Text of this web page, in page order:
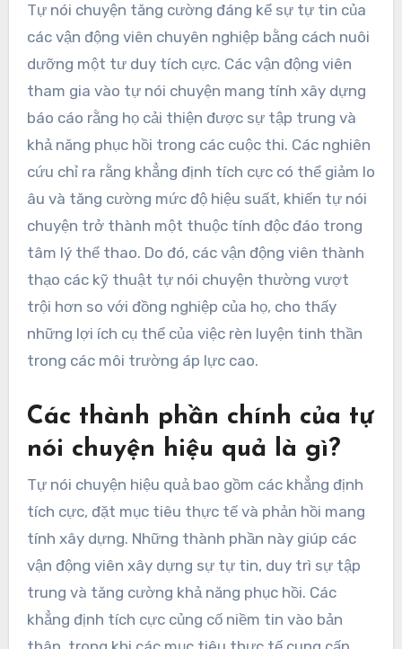
Tự nói chuyện tăng cường đáng kể sự tự tin của
các vận động viên chuyên nghiệp bằng cách nuôi
dưỡng một tư duy tích cực. Các vận động viên
tham gia vào tự nói chuyện mang tính xây dựng
báo cáo rằng họ cải thiện được sự tập trung và
khả năng phục hồi trong các cuộc thi. Các nghiên
cứu chỉ ra rằng khẳng định tích cực có thể giảm lo
âu và tăng cường mức độ hiệu suất, khiến tự nói
chuyện trở thành một thuộc tính độc đáo trong
tâm lý thể thao. Do đó, các vận động viên thành
thạo các kỹ thuật tự nói chuyện thường vượt
trội hơn so với đồng nghiệp của họ, cho thấy
những lợi ích cụ thể của việc rèn luyện tinh thần
trong các môi trường áp lực cao.
Các thành phần chính của tự
nói chuyện hiệu quả là gì?
Tự nói chuyện hiệu quả bao gồm các khẳng định
tích cực, đặt mục tiêu thực tế và phản hồi mang
tính xây dựng. Những thành phần này giúp các
vận động viên xây dựng sự tự tin, duy trì sự tập
trung và tăng cường khả năng phục hồi. Các
khẳng định tích cực củng cố niềm tin vào bản